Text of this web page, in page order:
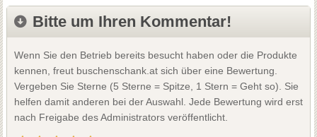
Bitte um Ihren Kommentar!
Wenn Sie den Betrieb bereits besucht haben oder die Produkte
kennen, freut buschenschank.at sich über eine Bewertung.
Vergeben Sie Sterne (5 Sterne = Spitze, 1 Stern = Geht so). Sie
helfen damit anderen bei der Auswahl. Jede Bewertung wird erst
nach Freigabe des Administrators veröffentlicht.